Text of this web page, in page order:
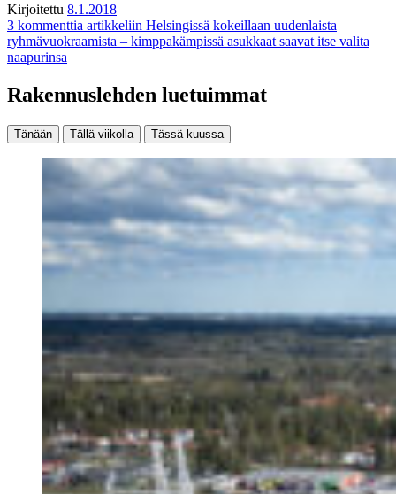
Kirjoitettu 8.1.2018
3 kommenttia artikkeliin Helsingissä kokeillaan uudenlaista
ryhmävuokraamista – kimppakämpissä asukkaat saavat itse valita
naapurinsa
Rakennuslehden luetuimmat
Tänään Tällä viikolla Tässä kuussa